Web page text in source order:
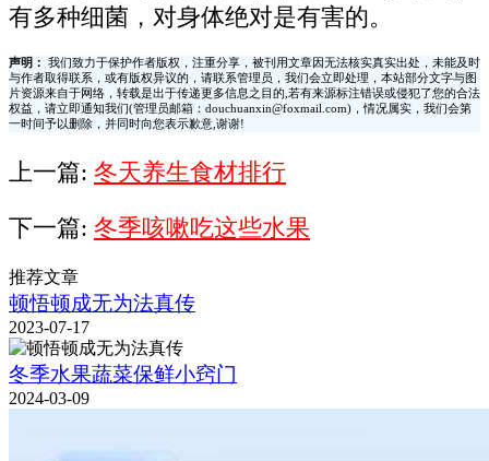
有多种细菌，对身体绝对是有害的。
声明：
我们致力于保护作者版权，注重分享，被刊用文章因无法核实真实出处，未能及时
与作者取得联系，或有版权异议的，请联系管理员，我们会立即处理，本站部分文字与图
片资源来自于网络，转载是出于传递更多信息之目的,若有来源标注错误或侵犯了您的合法
权益，请立即通知我们(管理员邮箱：douchuanxin@foxmail.com)，情况属实，我们会第
一时间予以删除，并同时向您表示歉意,谢谢!
上一篇: 冬天养生食材排行
下一篇: 冬季咳嗽吃这些水果
推荐文章
顿悟顿成无为法真传
2023-07-17
冬季水果蔬菜保鲜小窍门
2024-03-09